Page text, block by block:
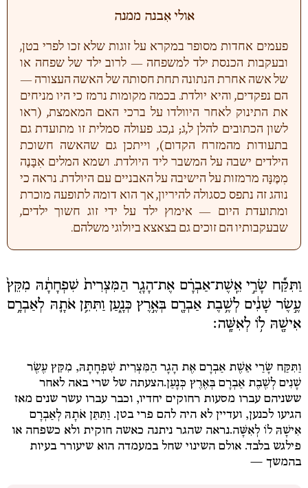
אולי אִבנה ממנה
פעמים אחדות מסופר במקרא על זוגות שלא זכו לפרי בטן,
ובעקבות הכנסת ילד למשפחה — לרוב ילד של שפחה או
של אשה אחרת הנתונה תחת חסותה של האשה העצורה —
הם נפקדים, והיא יולדת. בכמה מקומות נרמז כי היו מניחים
את התינוק לאחר היוולדו על ברכי האם המאמצת, (ראו
לשון הכתובים להלן ל,ג; נ,כג. פעולה סמלית זו מתועדת גם
בתעודות מהמזרח הקדום), וייתכן גם שהאשה חשוכת
הילדים ישבה על המשבר ליד היולדת. ושמא המלים אִבָּנֶה
מִמֶּנָּה מרמזות על הישיבה על האבניים עם היולדת. נראה כי
נוהג זה נתפס כסגולה להיריון, אך הוא דומה לתופעה מוכרת
ומתועדת היום — אימוץ ילד על ידי זוג חשוך ילדים,
שבעקבותיו הם זוכים גם בצאצא ביולוגי משלהם.
וַתִּקַּ֞ח שָׂרַ֣י אֵֽשֶׁת־אַבְרָ֗ם אֶת־הָגָ֤ר הַמִּצְרִית֙ שִׁפְחָתָ֔הּ מִקֵּץ֙
עֶ֣שֶׂר שָׁנִ֔ים לְשֶׁ֥בֶת אַבְרָ֖ם בְּאֶ֣רֶץ כְּנָ֑עַן וַתִּתֵּ֥ן אֹתָ֛הּ לְאַבְרָ֥ם
אִישָׁ֖הּ ל֥וֹ לְאִשָּֽׁה׃
וַתִּקַּח שָׂרַי אֵשֶׁת אַבְרָם אֶת הָגָר הַמִּצְרִית שִׁפְחָתָהּ, מִקֵּץ עֶשֶׂר
שָׁנִים לְשֶׁבֶת אַבְרָם בְּאֶרֶץ כְּנָעַן.הצעתה של שרי באה לאחר
ששניהם עברו מסעות רחוקים יחדיו, וכבר עברו עשר שנים מאז
הגיעו לכנען, ועדיין לא היה להם פרי בטן. וַתִּתֵּן אֹתָהּ לְאַבְרָם
אִישָׁהּ לוֹ לְאִשָּׁה.נראה שהגר ניתנה כאשה חוקית ולא כשפחה או
פילגש בלבד. אולם השינוי שחל במעמדה הוא שיעורר בעיות
בהמשך —